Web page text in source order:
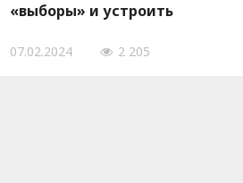
«выборы» и устроить
07.02.2024 2 205